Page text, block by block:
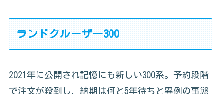
ランドクルーザー300
2021年に公開され記憶にも新しい300系。予約段階
で注文が殺到し、納期は何と5年待ちと異例の事態